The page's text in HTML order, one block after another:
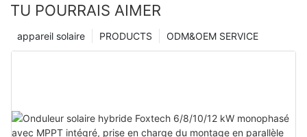
TU POURRAIS AIMER
ODM&OEM SERVICE
PRODUCTS
appareil solaire